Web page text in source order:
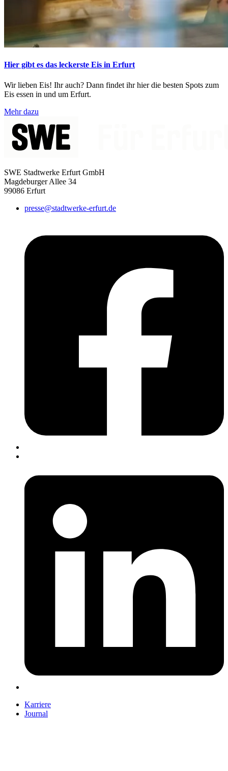
Hier gibt es das leckerste Eis in Erfurt
Wir lieben Eis! Ihr auch? Dann findet ihr hier die besten Spots zum
Eis essen in und um Erfurt.
Mehr dazu
SWE Stadtwerke Erfurt GmbH
Magdeburger Allee 34
99086 Erfurt
presse@stadtwerke-erfurt.de
Karriere
Journal